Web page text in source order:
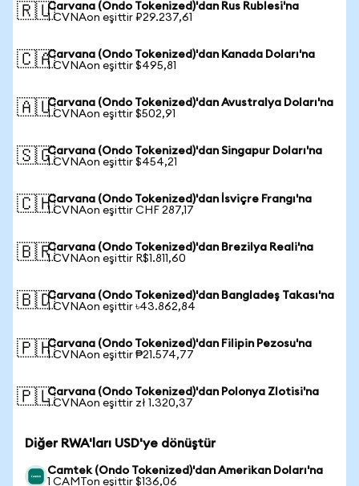
🇷🇺Carvana (Ondo Tokenized)'dan Rus Rublesi'na
1 CVNAon eşittir ₽29.237,61
🇨🇦Carvana (Ondo Tokenized)'dan Kanada Doları'na
1 CVNAon eşittir $495,81
🇦🇺Carvana (Ondo Tokenized)'dan Avustralya Doları'na
1 CVNAon eşittir $502,91
🇸🇬Carvana (Ondo Tokenized)'dan Singapur Doları'na
1 CVNAon eşittir $454,21
🇨🇭Carvana (Ondo Tokenized)'dan İsviçre Frangı'na
1 CVNAon eşittir CHF 287,17
🇧🇷Carvana (Ondo Tokenized)'dan Brezilya Reali'na
1 CVNAon eşittir R$1.811,60
🇧🇩Carvana (Ondo Tokenized)'dan Bangladeş Takası'na
1 CVNAon eşittir ৳43.862,84
🇵🇭Carvana (Ondo Tokenized)'dan Filipin Pezosu'na
1 CVNAon eşittir ₱21.574,77
🇵🇱Carvana (Ondo Tokenized)'dan Polonya Zlotisi'na
1 CVNAon eşittir zł 1.320,37
Diğer RWA'ları USD'ye dönüştür
Camtek (Ondo Tokenized)'dan Amerikan Doları'na
1 CAMTon eşittir $136,06